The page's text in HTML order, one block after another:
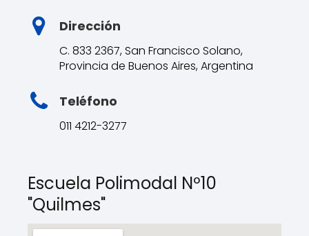
Dirección
C. 833 2367, San Francisco Solano,
Provincia de Buenos Aires, Argentina
Teléfono
011 4212-3277
Escuela Polimodal Nº10
"Quilmes"